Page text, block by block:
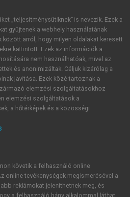
FIÓKKAL
„teljesítménysütiknek” is nevezik. Ezek a
gyűjtenek a webhely használatának
között arról, hogy milyen oldalakat keresett
kattintott. Ezek az információk a
nem használhatóak, mivel az
és anonimizáltak. Céljuk kizárólag a
javítása. Ezek közé tartoznak a
elemzési szolgáltatásokhoz
elemzési szolgáltatások a
a hőtérképek és a közösségi
követik a felhasználó online
online tevékenységek megismerésével a
reklámokat jeleníthetnek meg, és
a felhasználó hány alkalommal láthat